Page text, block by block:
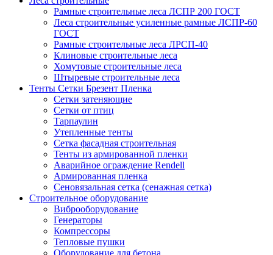
Рамные строительные леса ЛСПР 200 ГОСТ
Леса строительные усиленные рамные ЛСПР-60
ГОСТ
Рамные строительные леса ЛРСП-40
Клиновые строительные леса
Хомутовые строительные леса
Штыревые строительные леса
Тенты Сетки Брезент Пленка
Сетки затеняющие
Сетки от птиц
Тарпаулин
Утепленные тенты
Сетка фасадная строительная
Тенты из армированной пленки
Аварийное ограждение Rendell
Армированная пленка
Сеновязальная сетка (сенажная сетка)
Строительное оборудование
Виброоборудование
Генераторы
Компрессоры
Тепловые пушки
Оборудование для бетона